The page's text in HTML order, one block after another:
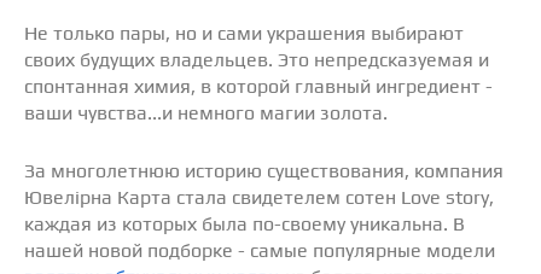
Не только пары, но и сами украшения выбирают
своих будущих владельцев. Это непредсказуемая и
спонтанная химия, в которой главный ингредиент -
ваши чувства...и немного магии золота.
За многолетнюю историю существования, компания
Ювелірна Карта стала свидетелем сотен Love story,
каждая из которых была по-своему уникальна. В
нашей новой подборке - самые популярные модели